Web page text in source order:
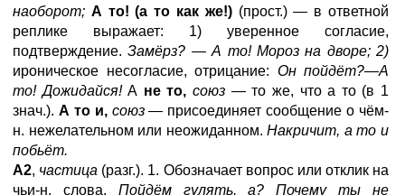
наоборот; А то! (а то как же!)(прост.) — в ответной
реплике выражает: 1) уверенное согласие,
подтверждение.Замёрз? — А то! Мороз на дворе; 2)
ироническое несогласие, отрицание: Он пойдёт?—А
то! Дожидайся!А не то, союз —то же, что а то (в 1
знач.). А то и, союз — присоединяет сообщение о чём-
н. нежелательном или неожиданном.Накричит, а то и
побьёт.
А2, частица (разг.). 1. Обозначает вопрос или отклик на
чьи-н. слова. Пойдём гулять, а? Почему ты не